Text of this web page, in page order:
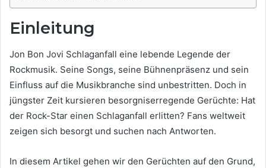
Einleitung
Jon Bon Jovi Schlaganfall eine lebende Legende der
Rockmusik. Seine Songs, seine Bühnenpräsenz und sein
Einfluss auf die Musikbranche sind unbestritten. Doch in
jüngster Zeit kursieren besorgniserregende Gerüchte: Hat
der Rock-Star einen Schlaganfall erlitten? Fans weltweit
zeigen sich besorgt und suchen nach Antworten.
In diesem Artikel gehen wir den Gerüchten auf den Grund,